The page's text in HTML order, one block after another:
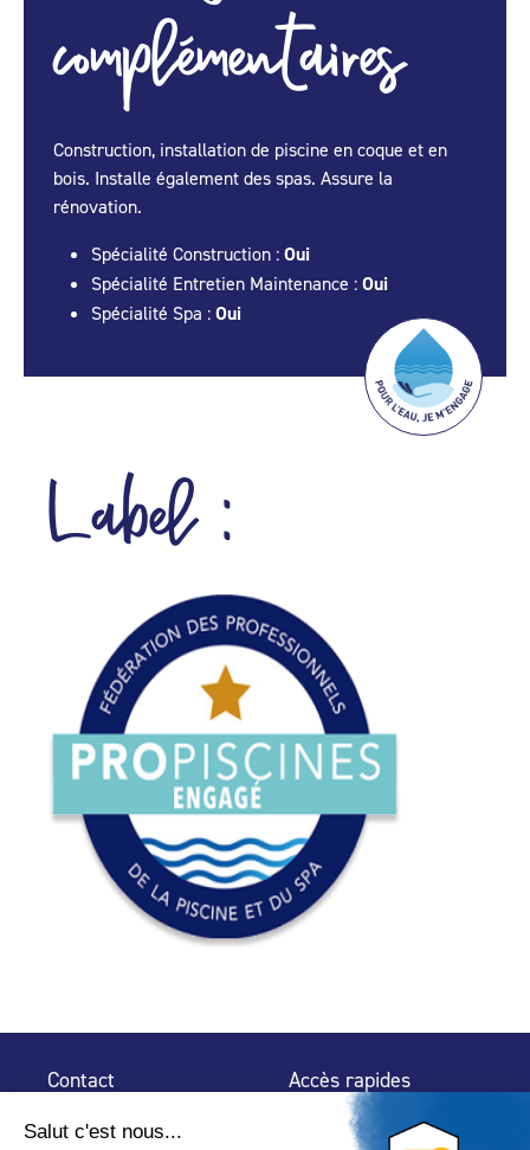
complémentaires
Construction, installation de piscine en coque et en
bois. Installe également des spas. Assure la
rénovation.
Spécialité Construction : Oui
Spécialité Entretien Maintenance : Oui
Spécialité Spa : Oui
Label :
Contact
32 rue de Mogador
75 009 Paris
Accès rapides
Espace Presse